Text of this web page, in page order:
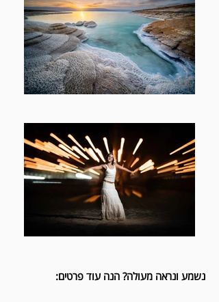
נשמע ונראה מעולה? הנה עוד פרטים: